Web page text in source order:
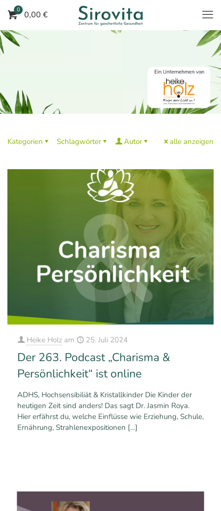
0 0,00 €
Kategorien Schlagwörter Autor alle anzeigen
Heike Holz am 25. Juli 2024
Der 263. Podcast „Charisma &
Persönlichkeit“ ist online
ADHS, Hochsensibiliät & Kristallkinder Die Kinder der
heutigen Zeit sind anders! Das sagt Dr. Jasmin Roya.
Hier erfährst du, welche Einflüsse wie Erziehung, Schule,
Ernährung, Strahlenexpositionen […]